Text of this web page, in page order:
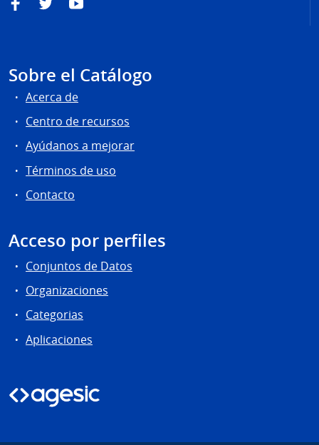
FacebookTwitterYouTube
Sobre el Catálogo
Acerca de
Centro de recursos
Ayúdanos a mejorar
Términos de uso
Contacto
Acceso por perfiles
Conjuntos de Datos
Organizaciones
Categorias
Aplicaciones